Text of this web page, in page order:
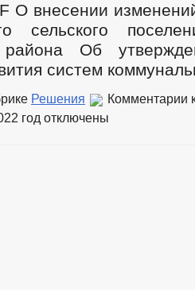
О внесении
сельского
района Об
систем
Решения Комментарии
год отключены